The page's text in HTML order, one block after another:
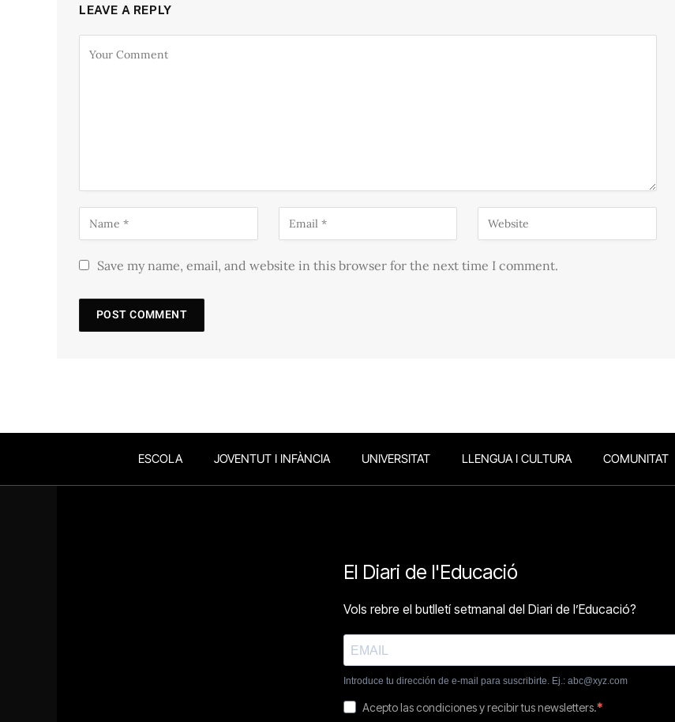
LEAVE A REPLY
Save my name, email, and website in this browser for the next time I comment.
ESCOLA JOVENTUT I INFÀNCIA UNIVERSITAT LLENGUA I CULTURA COMUNITAT